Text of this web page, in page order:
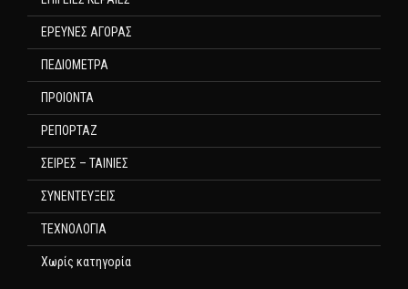
ΕΡΕΥΝΕΣ ΑΓΟΡΑΣ
ΠΕΔΙΟΜΕΤΡΑ
ΠΡΟΙΟΝΤΑ
ΡΕΠΟΡΤΑΖ
ΣΕΙΡΕΣ – ΤΑΙΝΙΕΣ
ΣΥΝΕΝΤΕΥΞΕΙΣ
ΤΕΧΝΟΛΟΓΙΑ
Χωρίς κατηγορία